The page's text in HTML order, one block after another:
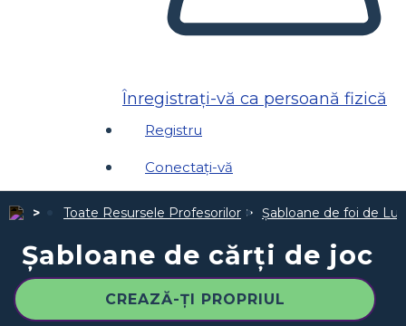
Înregistrați-vă ca persoană fizică
Registru
Conectați-vă
Toate Resursele Profesorilor Șabloane de foi de
Șabloane de cărți de joc
CREAZĂ-ȚI PROPRIUL